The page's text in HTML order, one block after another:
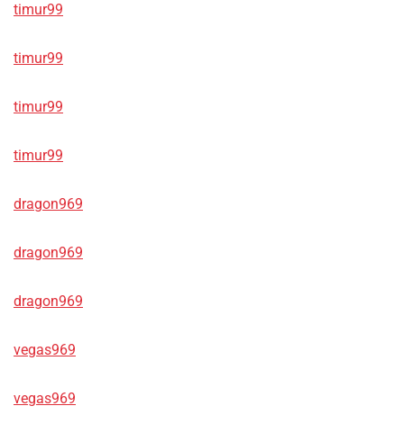
timur99
timur99
timur99
timur99
dragon969
dragon969
dragon969
vegas969
vegas969